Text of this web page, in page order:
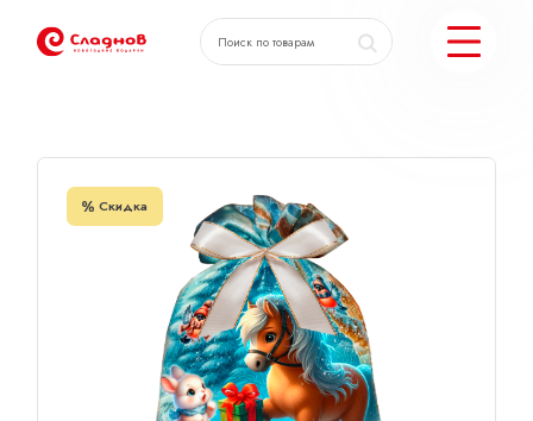
КАТАЛОГ ПОДАРКОВ
ПОДОБРАТЬ ПОДАРКИ
ДОСТАВКА И ОПЛАТА
Каталог Мешочек из атласа
Скидка